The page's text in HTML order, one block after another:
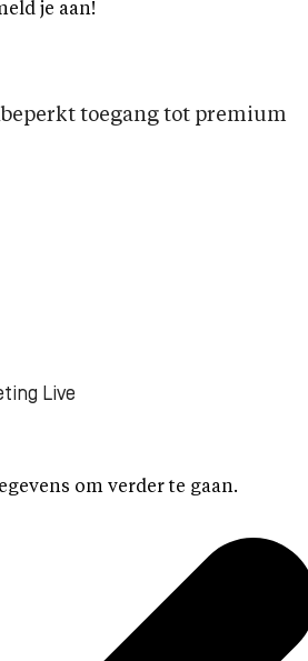
je aan!
toegang tot premium
Live
om verder te gaan.